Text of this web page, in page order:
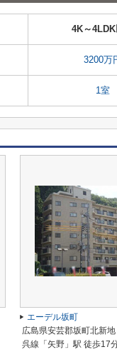
4K～
3200万
1室
エーデル坂町
広島県安芸郡坂町北新地
呉線「矢野」駅 徒歩17